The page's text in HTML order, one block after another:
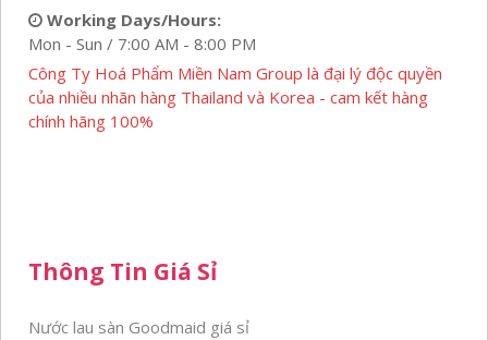
Working Days/Hours:
Mon - Sun / 7:00 AM - 8:00 PM
Công Ty Hoá Phẩm Miền Nam Group là đại lý độc quyền
của nhiều nhãn hàng Thailand và Korea - cam kết hàng
chính hãng 100%
Thông Tin Giá Sỉ
Nước lau sàn Goodmaid giá sỉ